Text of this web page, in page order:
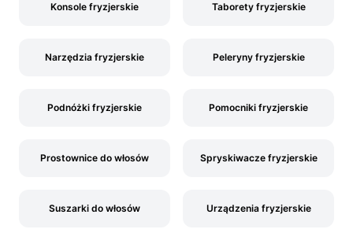
Konsole fryzjerskie Taborety fryzjerskie
Narzędzia fryzjerskie Peleryny fryzjerskie
Podnóżki fryzjerskie Pomocniki fryzjerskie
Prostownice do włosów Spryskiwacze fryzjerskie
Suszarki do włosów Urządzenia fryzjerskie